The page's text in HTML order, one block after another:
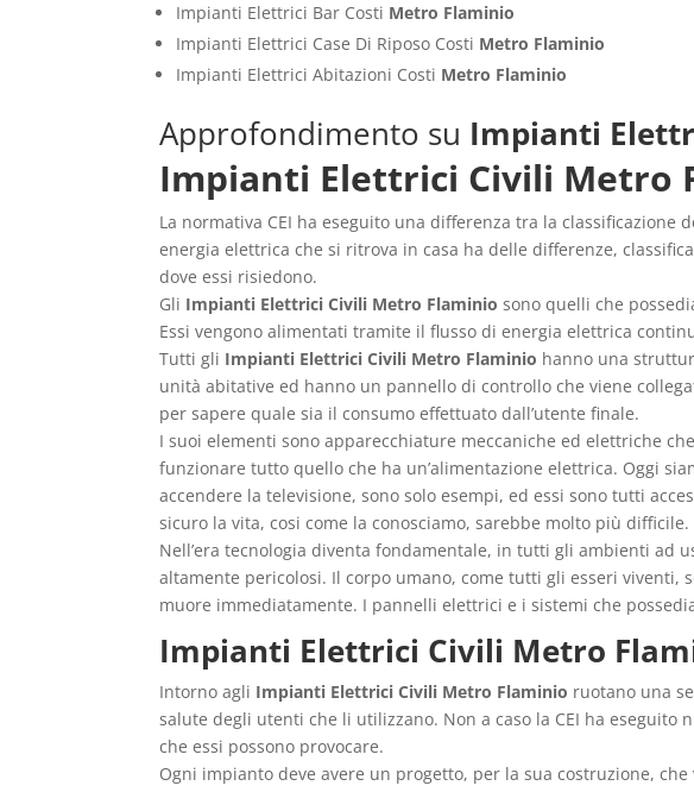
Impianti Elettrici Bar Costi Metro Flaminio
Impianti Elettrici Case Di Riposo Costi Metro Flaminio
Impianti Elettrici Abitazioni Costi Metro Flaminio
Approfondimento su Impianti
Impianti Elettrici Civili Metro
La normativa CEI ha eseguito una differenza tra la classificazione
energia elettrica che si ritrova in casa ha delle differenze,
dove essi risiedono.
Gli Impianti Elettrici Civili Metro Flaminio sono quelli che
Essi vengono alimentati tramite il flusso di energia elettrica
Tutti gli Impianti Elettrici Civili Metro Flaminio hanno una
unità abitative ed hanno un pannello di controllo che viene
per sapere quale sia il consumo effettuato dall’utente finale.
I suoi elementi sono apparecchiature meccaniche ed elettriche
funzionare tutto quello che ha un’alimentazione elettrica. Oggi
accendere la televisione, sono solo esempi, ed essi sono tutti
sicuro la vita, cosi come la conosciamo, sarebbe molto più difficile.
Nell’era tecnologia diventa fondamentale, in tutti gli ambienti ad
altamente pericolosi. Il corpo umano, come tutti gli esseri viventi,
muore immediatamente. I pannelli elettrici e i sistemi che
Impianti Elettrici Civili Metro
Intorno agli Impianti Elettrici Civili Metro Flaminio ruotano una
salute degli utenti che li utilizzano. Non a caso la CEI ha
che essi possono provocare.
Ogni impianto deve avere un progetto, per la sua costruzione,